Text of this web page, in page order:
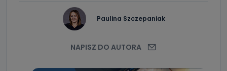
Paulina Szczepaniak
NAPISZ DO AUTORA